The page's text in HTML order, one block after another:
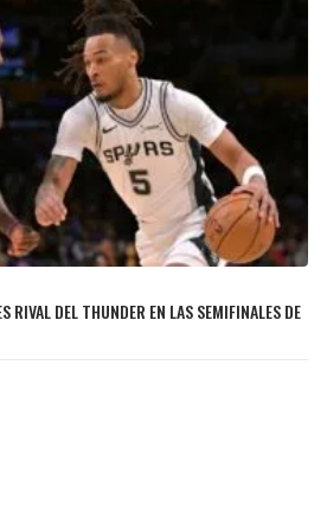
RIVAL DEL THUNDER EN LAS SEMIFINALES DE